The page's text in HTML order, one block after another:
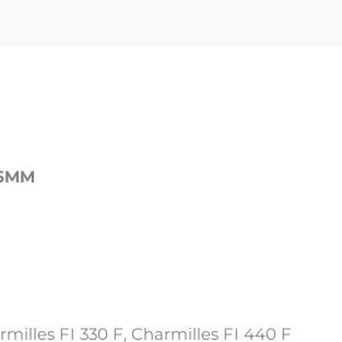
FI 330 F, Charmilles FI 440 F